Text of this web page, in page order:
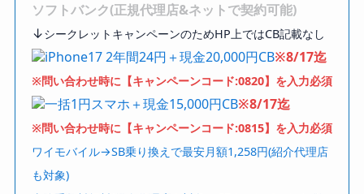
ソフトバンク(正規代理店&ネットで契約可能)
↓シークレットキャンペーンのためHP上ではCB記載なし
iPhone17 2年間24円＋現金20,000円CB※8/17迄
※問い合わせ時に【キャンペーンコード:0820】を入力必須
一括1円スマホ＋現金15,000円CB※8/17迄
※問い合わせ時に【キャンペーンコード:0815】を入力必須
ワイモバイル→SB乗り換えで最安月額1,258円(紹介代理店
も対象)